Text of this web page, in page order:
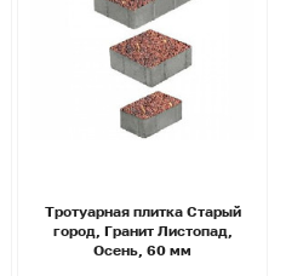
Тротуарная плитка Старый
город, Гранит Листопад,
Осень, 60 мм